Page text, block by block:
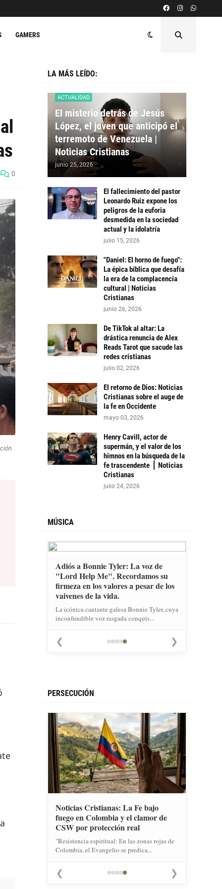
GAMERS
0
LA MÁS LEÍDO:
ACTUALIDAD
El misterio detrás de Jesús
López, el joven que anticipó el
terremoto de Venezuela |
Noticias Cristianas
junio 25, 2026
El fallecimiento del pastor
Leonardo Ruiz expone los
peligros de la euforia
desmedida en la sociedad
actual y la idolatría
julio 15, 2026
"Daniel: El horno de fuego":
La épica bíblica que desafía
la era de la complacencia
cultural | Noticias
Cristianas
junio 26, 2026
De TikTok al altar: La
drástica renuncia de Alex
Reads Tarot que sacude las
redes cristianas
julio 02, 2026
El retorno de Dios: Noticias
Cristianas sobre el auge de
la fe en Occidente
mayo 03, 2026
Henry Cavill, actor de
supermán, y el valor de los
himnos en la búsqueda de la
fe trascendente ⎪ Noticias
Cristianas
julio 24, 2026
MÚSICA
Adiós a Bonnie Tyler: La voz de
"Lord Help Me". Recordamos su
firmeza en los valores a pesar de los
vaivenes de la vida.
La icónica cantante galesa Bonnie Tyler, cuya
inconfundible voz rasgada conquis...
❮ ❯
PERSECUCIÓN
Noticias Cristianas: La Fe bajo
fuego en Colombia y el clamor de
CSW por protección real
"Resistencia espiritual: En las zonas rojas de
Colombia, el Evangelio se predica...
❮ ❯